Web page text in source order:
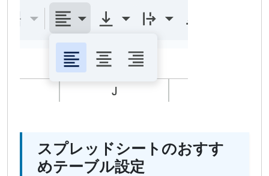
スプレッドシートのおすす
めテーブル設定